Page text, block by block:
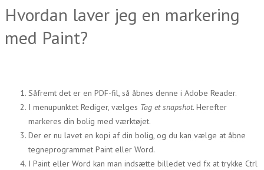
Hvordan laver jeg en markering
med Paint?
Såfremt det er en PDF-fil, så åbnes denne i Adobe Reader.
I menupunktet Rediger, vælges Tag et snapshot. Herefter
markeres din bolig med værktøjet.
Der er nu lavet en kopi af din bolig, og du kan vælge at åbne
tegneprogrammet Paint eller Word.
I Paint eller Word kan man indsætte billedet ved fx at trykke Ctrl